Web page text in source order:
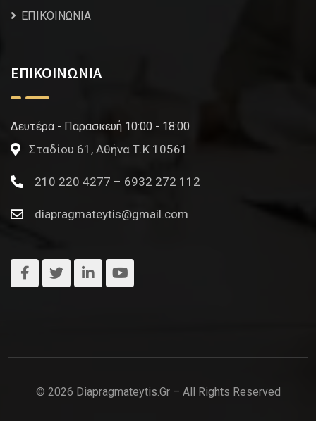
ΕΠΙΚΟΙΝΩΝΙΑ
ΕΠΙΚΟΙΝΩΝΙΑ
Δευτέρα - Παρασκευή 10:00 - 18:00
Σταδίου 61, Αθήνα Τ.Κ 10561
210 220 4277 – 6932 272 112
diapragmateytis@gmail.com
© 2026 Diapragmateytis.gr – All Rights Reserved